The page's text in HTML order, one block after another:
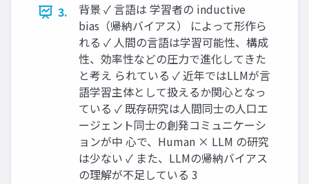
3.
背景 ✓ 言語は 学習者の inductive
bias（帰納バイアス） によって形作ら
れる ✓ 人間の言語は学習可能性、構成
性、効率性などの圧力で進化してきた
と考え られている ✓ 近年ではLLMが言
語学習主体として扱えるか関心となっ
ている ✓ 既存研究は人間同士の人口エ
ージェント同士の創発コミュニケーシ
ョンが中 心で、Human × LLM の研究
は少ない ✓ また、LLMの帰納バイアス
の理解が不足している 3